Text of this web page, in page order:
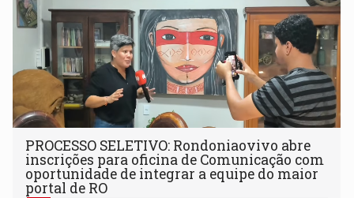
PROCESSO SELETIVO: Rondoniaovivo abre
inscrições para oficina de Comunicação com
oportunidade de integrar a equipe do maior
portal de RO